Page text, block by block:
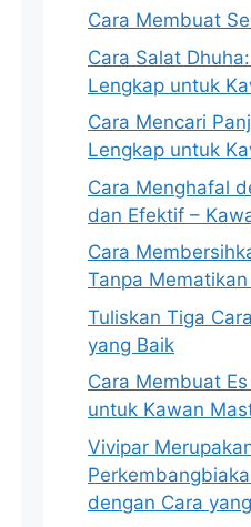
Cara Membuat
Cara Salat
Lengkap untuk
Cara Mencari
Lengkap untuk
Cara Menghafal
dan Efektif –
Cara
Tanpa Mematikan
Tuliskan Tiga
yang Baik
Cara Membuat
untuk Kawan
Vivipar
dengan Cara